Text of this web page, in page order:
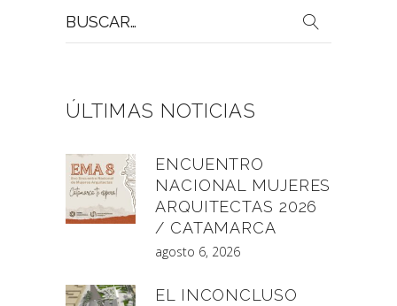
por:
ÚLTIMAS NOTICIAS
ENCUENTRO
NACIONAL MUJERES
ARQUITECTAS 2026
/ CATAMARCA
agosto 6, 2026
EL INCONCLUSO